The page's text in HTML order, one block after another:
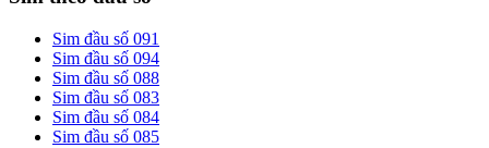
Sim đầu số 091
Sim đầu số 094
Sim đầu số 088
Sim đầu số 083
Sim đầu số 084
Sim đầu số 085